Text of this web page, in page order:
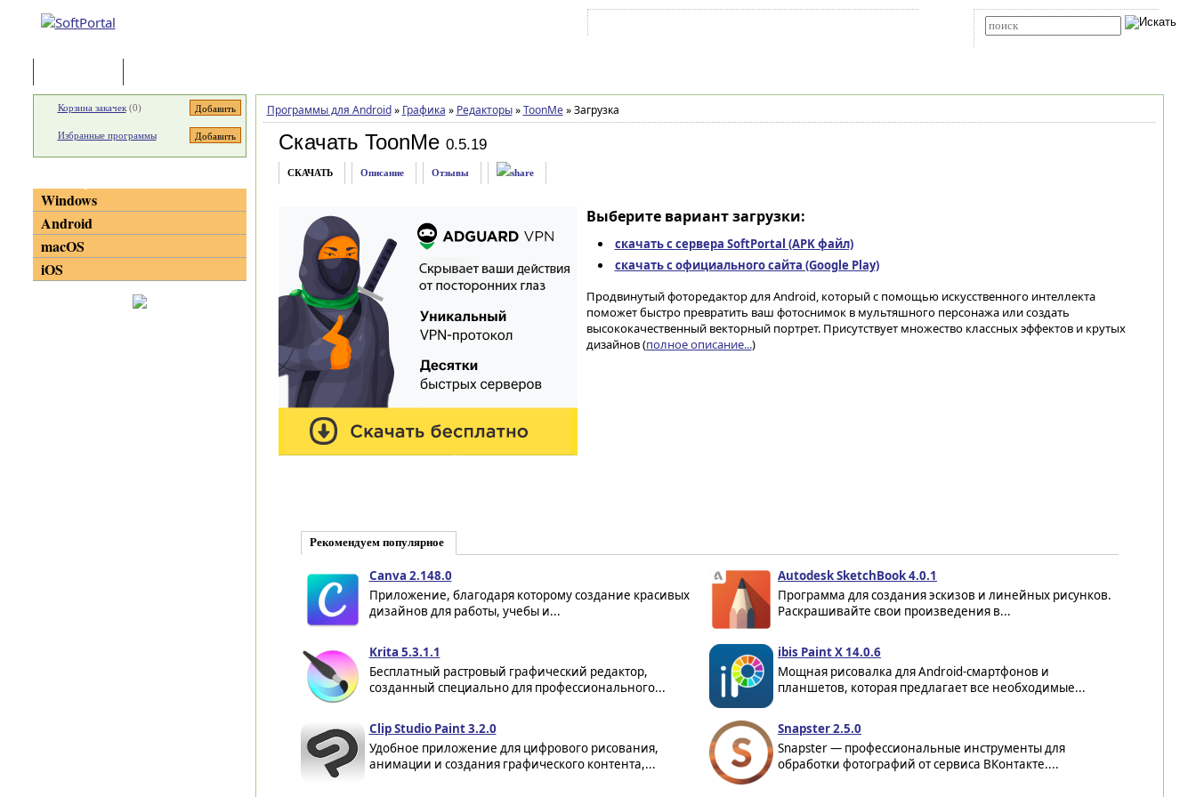
Программы для Android » Графика » Редакторы » ToonMe »Загрузка
Скачать ToonMe 0.5.19
СКАЧАТЬ Описание Отзывы
Выберите вариант загрузки:
скачать с сервера SoftPortal (APK файл)
скачать с официального сайта (Google Play)
Продвинутый фоторедактор для Android, который с помощью искусственного интеллекта
поможет быстро превратить ваш фотоснимок в мультяшного персонажа или создать
высококачественный векторный портрет. Присутствует множество классных эффектов и крутых
дизайнов (полное описание...)
Рекомендуем популярное
Canva 2.148.0
Приложение, благодаря которому создание красивых
дизайнов для работы, учебы и...
Autodesk SketchBook 4.0.1
Программа для создания эскизов и линейных рисунков.
Раскрашивайте свои произведения в...
Krita 5.3.1.1
Бесплатный растровый графический редактор,
созданный специально для профессионального...
ibis Paint X 14.0.6
Мощная рисовалка для Android-смартфонов и
планшетов, которая предлагает все необходимые...
Clip Studio Paint 3.2.0
Удобное приложение для цифрового рисования,
анимации и создания графического контента,...
Snapster 2.5.0
Snapster — профессиональные инструменты для
обработки фотографий от сервиса ВКонтакте....
Корзина закачек(0)
Избранные программы
Windows
Android
macOS
iOS